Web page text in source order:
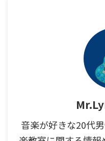
音楽が好きな20代